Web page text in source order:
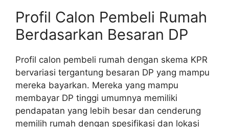
Profil Calon Pembeli Rumah
Berdasarkan Besaran DP
Profil calon pembeli rumah dengan skema KPR
bervariasi tergantung besaran DP yang mampu
mereka bayarkan. Mereka yang mampu
membayar DP tinggi umumnya memiliki
pendapatan yang lebih besar dan cenderung
memilih rumah dengan spesifikasi dan lokasi